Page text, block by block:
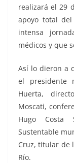
realizará el 29
apoyo total
intensa
médicos y que
Así lo dieron a
el presidente
Huerta,
Moscati,
Hugo Costa
Sustentable
Cruz, titular de
Río.